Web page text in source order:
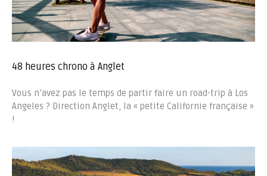
48 heures chrono à Anglet
Vous n’avez pas le temps de partir faire un road-trip à Los
Angeles ? Direction Anglet, la « petite Californie française »
!